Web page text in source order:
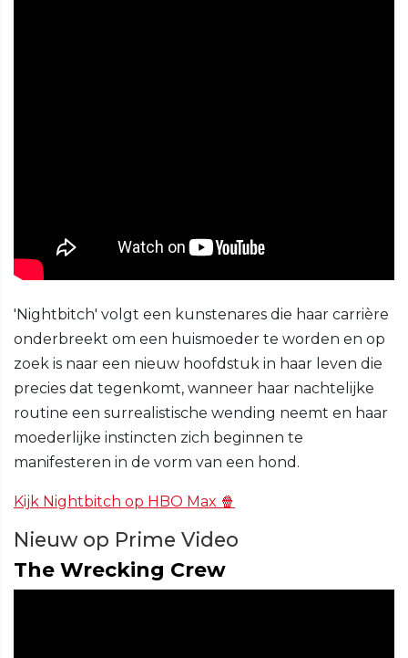
'Nightbitch' volgt een kunstenares die haar carrière
onderbreekt om een huismoeder te worden en op
zoek is naar een nieuw hoofdstuk in haar leven die
precies dat tegenkomt, wanneer haar nachtelijke
routine een surrealistische wending neemt en haar
moederlijke instincten zich beginnen te
manifesteren in de vorm van een hond.
Kijk Nightbitch op HBO Max 🍿
Nieuw op Prime Video
The Wrecking Crew